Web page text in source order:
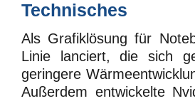
Technisches
Als Grafiklösung für
Linie lanciert, die sich
geringere
Außerdem entwickelte